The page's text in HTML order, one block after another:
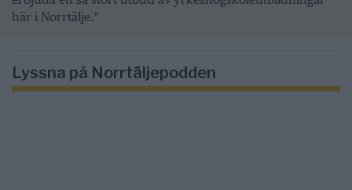
här i Norrtälje."
Lyssna på Norrtäljepodden